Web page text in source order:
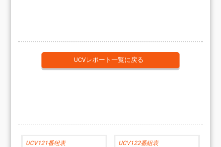
UCVレポート一覧に戻る
UCV121番組表 UCV122番組表